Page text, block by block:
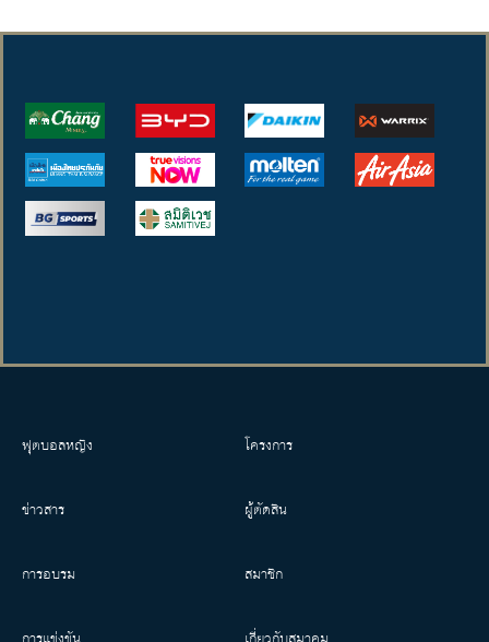
ฟุตบอลหญิง โครงการ
ข่าวสาร ผู้ตัดสิน
การอบรม สมาชิก